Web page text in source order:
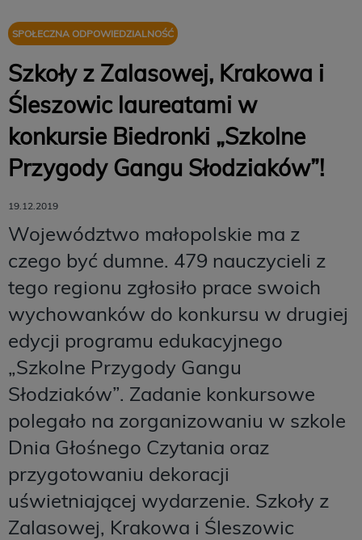
SPOŁECZNA ODPOWIEDZIALNOŚĆ
Szkoły z Zalasowej, Krakowa i
Śleszowic laureatami w
konkursie Biedronki „Szkolne
Przygody Gangu Słodziaków”!
19.12.2019
Województwo małopolskie ma z
czego być dumne. 479 nauczycieli z
tego regionu zgłosiło prace swoich
wychowanków do konkursu w drugiej
edycji programu edukacyjnego
„Szkolne Przygody Gangu
Słodziaków”. Zadanie konkursowe
polegało na zorganizowaniu w szkole
Dnia Głośnego Czytania oraz
przygotowaniu dekoracji
uświetniającej wydarzenie. Szkoły z
Zalasowej, Krakowa i Śleszowic